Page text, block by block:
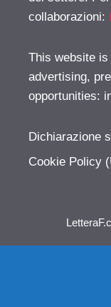
collaborazioni:
This website
advertising,
opportunities:
Dichiarazione
Cookie Policy